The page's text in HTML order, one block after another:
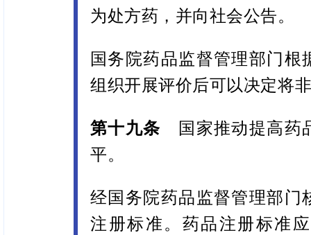
为处方药，并向社会公告。
国务院药品监督管理部门
组织开展评价后可以决定将
第十九条
国家推动提高药
平。
经国务院药品监督管理部门
注册标准。药品注册标准